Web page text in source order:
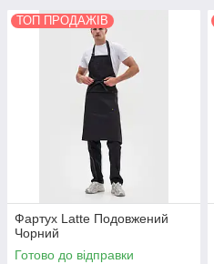
ТОП ПРОДАЖІВ
Фартух Latte Подовжений
Чорний
Готово до відправки